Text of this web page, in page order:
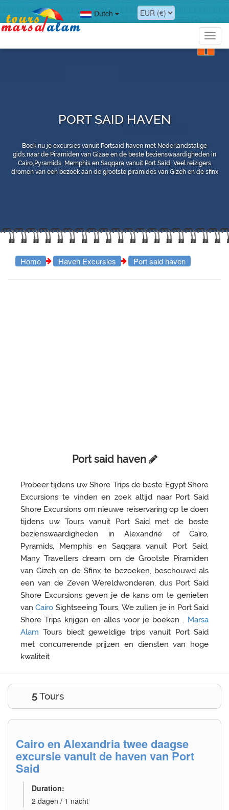
Dutch
PORT SAID HAVEN
Boek nu je excursies vanuit Portsaid haven met Nederlandstalige
gids,naar de Piramiden van Gizae en de beste bezienswaardigheden in
Cairo,Pyramids, Memphis en Saqqara vanuit Port Said, Veel reizigers
dromen van een bezoek aan de grootste piramides van Gizeh en de sfinx
Home Haven Excursies Port said haven
Port said haven
Probeer tijdens uw Shore Trips de beste Egypt Shore
Excursions te vinden en zoek altijd naar Port Said
Shore Excursions om nieuwe reiservaring op te doen
tijdens uw Tours vanuit Port Said met de beste
bezienswaardigheden in Alexandrië of Caïro,
Pyramids, Memphis en Saqqara vanuit Port Said,
Many Travellers dream om de Grootste Piramiden
van Gizeh en de Sfinx te bezoeken, beschouwd als
een van de Zeven Wereldwonderen, dus Port Said
Shore Excursions geven je de kans om te genieten
vanCairo Sightseeing Tours, We zullen je in Port Said
Shore Trips krijgen en alles voor je boeken . Marsa
AlamTours biedt geweldige trips vanuit Port Said
met concurrerende prijzen en diensten van hoge
kwaliteit
5Tours
Cairo en Alexandria twee daagse
excursie vanuit de haven van Port
Said
Duration:
2 dagen / 1 nacht